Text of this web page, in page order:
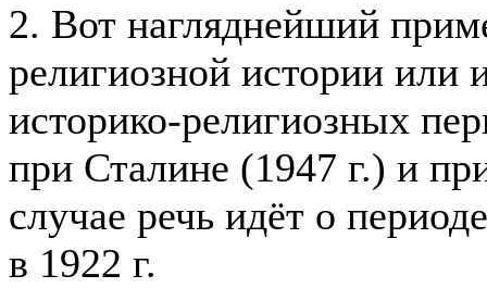
2. Вот нагляднейший
религиозной истории или
историко-религиозных
при Сталине (1947 г.) и
случае речь идёт о
в 1922 г.